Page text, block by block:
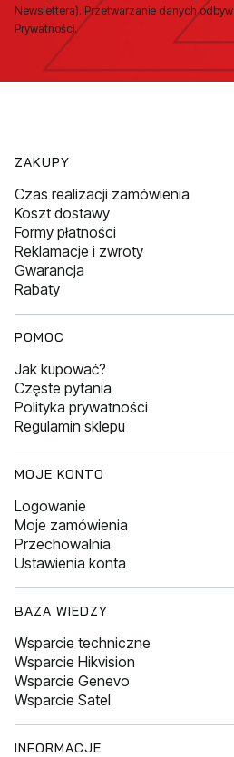
Newslettera). Przetwarzanie danych
Prywatności.
ZAKUPY
Czas realizacji zamówienia
Koszt dostawy
Formy płatności
Reklamacje i zwroty
Gwarancja
Rabaty
POMOC
Jak kupować?
Częste pytania
Polityka prywatności
Regulamin sklepu
MOJE KONTO
Logowanie
Moje zamówienia
Przechowalnia
Ustawienia konta
BAZA WIEDZY
Wsparcie techniczne
Wsparcie Hikvision
Wsparcie Genevo
Wsparcie Satel
INFORMACJE